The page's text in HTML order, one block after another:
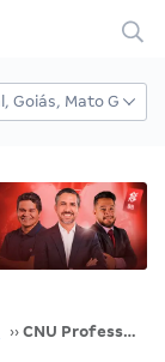
›› CNU Professores: MEC define critérios de seleção para o magistério